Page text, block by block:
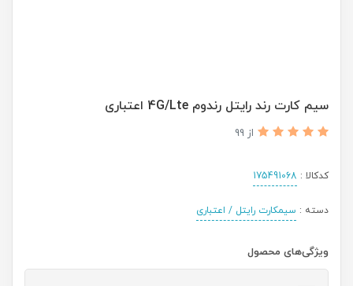
سیم کارت رند رایتل رندوم 4G/Lte اعتباری
از 99
کدکالا : 175491068
دسته : سیمکارت رایتل / اعتباری
ویژگی‌های محصول